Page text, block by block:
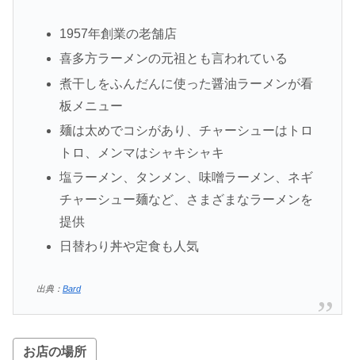
1957年創業の老舗店
喜多方ラーメンの元祖とも言われている
煮干しをふんだんに使った醤油ラーメンが看
板メニュー
麺は太めでコシがあり、チャーシューはトロ
トロ、メンマはシャキシャキ
塩ラーメン、タンメン、味噌ラーメン、ネギ
チャーシュー麺など、さまざまなラーメンを
提供
日替わり丼や定食も人気
出典： Bard
お店の場所